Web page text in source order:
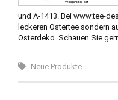
und A-1413. Bei www.tee-
leckeren Ostertee sondern
Osterdeko. Schauen Sie
Neue Produkte